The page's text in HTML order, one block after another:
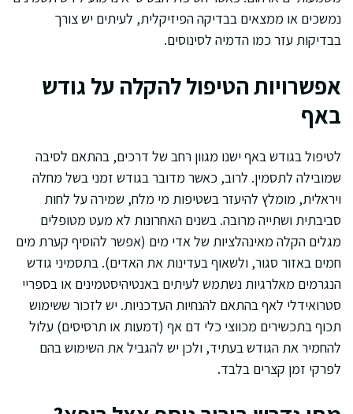
נמשכים או ממצאים בבדיקה הפיזיקלית, לעיתים יש צורך
בבדיקות עזר כמו הדמיה לסינוסים.
אפשרויות הטיפול להקלה על גודש
באף
לטיפול בגודש באף ישנו מגוון רחב של דרכים, בהתאם לסיבה
שמובילה לתסמין. לרוב, כאשר מדובר בגודש זמני בשל מחלה
ויראלית, מומלץ להיעזר בשטיפות מי מלח, שמירה על לחות
סביבתית ושתייה מרובה. בשנים האחרונות לא מעט מטופלים
מגלים הקלה מאינהלציות של אדי מים (אפשר להוסיף קערת מים
חמים באזור סגור, ולשאוף בעדינות את האדים). בתסמיני גודש
הנגרמים מאלרגיות נשתמש לעיתים באנטיהיסטמינים או בספריי
סטרואידלי לאף בהתאם להנחיות העדכניות. יש לזכור ששימוש
תכוף בתכשירים מכווצי כלי דם אף (דמעות או תרסיסים) עלול
להחמיר את הגודש בעתיד, ולכן יש להגביל את השימוש בהם
לפרקי זמן קצרים בלבד.